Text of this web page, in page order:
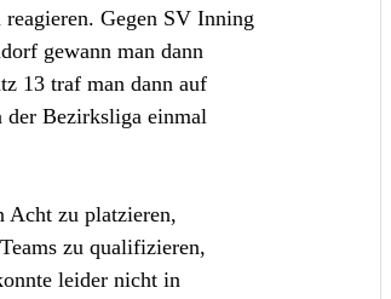
Gegen SV Inning
gewann man dann
13 traf man dann auf
der Bezirksliga einmal
Acht zu platzieren,
zu qualifizieren,
leider nicht in